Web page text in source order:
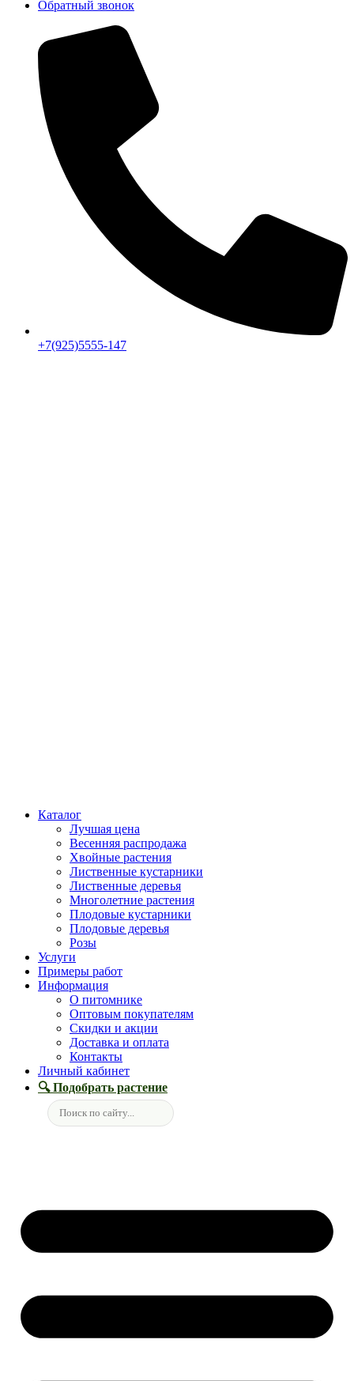
Обратный звонок
+7(925)5555-147
Каталог
Лучшая цена
Весенняя распродажа
Хвойные растения
Лиственные кустарники
Лиственные деревья
Многолетние растения
Плодовые кустарники
Плодовые деревья
Розы
Услуги
Примеры работ
Информация
О питомнике
Оптовым покупателям
Скидки и акции
Доставка и оплата
Контакты
Личный кабинет
🔍 Подобрать растение